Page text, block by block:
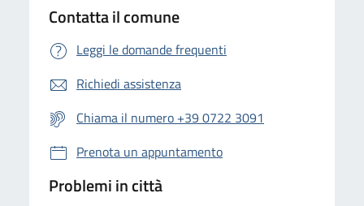
Contatta il comune
Leggi le domande frequenti
Richiedi assistenza
Chiama il numero +39 0722 3091
Prenota un appuntamento
Problemi in città